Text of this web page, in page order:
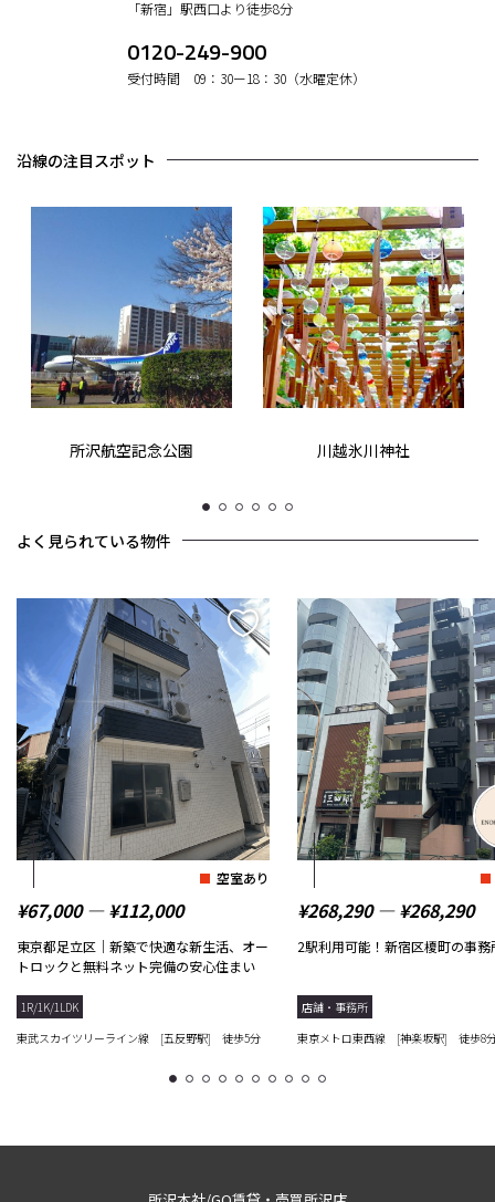
「新宿」駅西口より徒歩8分
0120-249-900
受付時間 09：30ー18：30（水曜定休）
沿線の注目スポット
所沢航空記念公園 川越氷川神社
1 2 3 4 5 6
よく見られている物件
空室あり
¥67,000 ― ¥112,000
東京都足立区｜新築で快適な新生活、オー
トロックと無料ネット完備の安心住まい
1R/1K/1LDK
東武スカイツリーライン線 [五反野駅] 徒歩5分
¥268,290 ― ¥268,290
2駅利用可能！新宿区榎町の事務
店舗・事務所
東京メトロ東西線 [神楽坂駅] 徒歩8
1 2 3 4 5 6 7 8 9 10